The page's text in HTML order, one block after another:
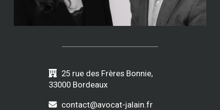
25 rue des Frères Bonnie,
33000 Bordeaux
contact@avocat-jalain.fr